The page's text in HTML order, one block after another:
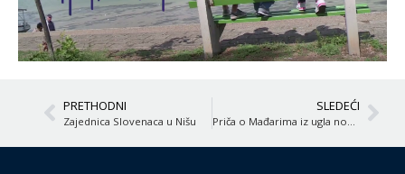
PRETHODNI
Zajednica Slovenaca u Nišu
SLEDEĆI